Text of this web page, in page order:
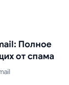
Gmail:
Полное
от спама